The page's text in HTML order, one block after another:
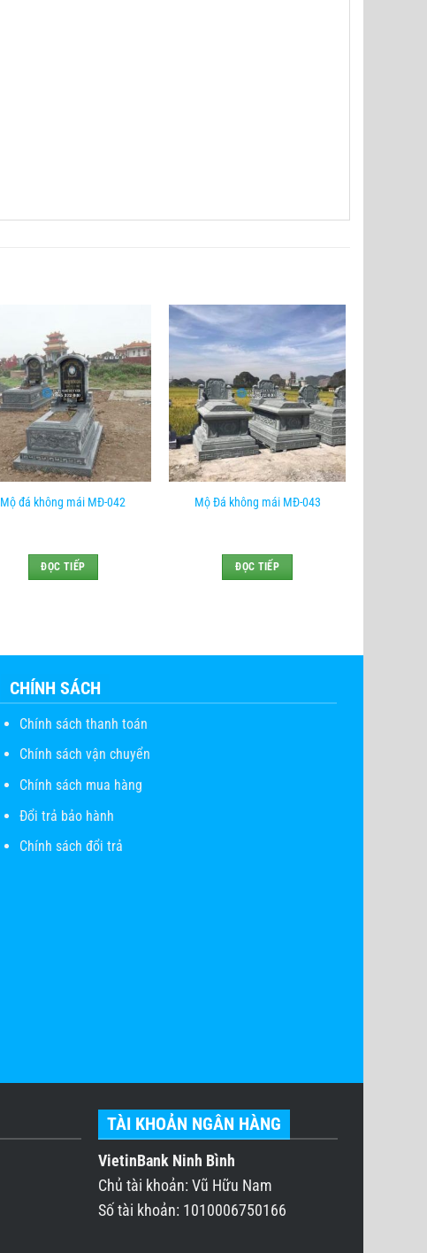
Mộ đá không mái MĐ-042
ĐỌC TIẾP
Mộ Đá không mái MĐ-043
ĐỌC TIẾP
CHÍNH SÁCH
Chính sách thanh toán
Chính sách vận chuyển
Chính sách mua hàng
Đổi trả bảo hành
Chính sách đổi trả
TÀI KHOẢN NGÂN HÀNG
VietinBank Ninh Bình
Chủ tài khoản: Vũ Hữu Nam
Số tài khoản: 1010006750166